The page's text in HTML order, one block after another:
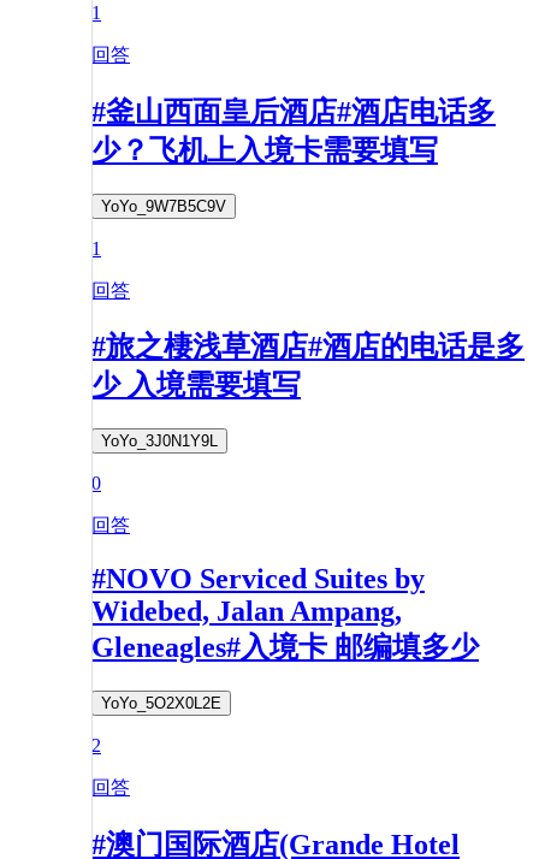
1
回答
#釜山西面皇后酒店#酒店电话多
少？飞机上入境卡需要填写
YoYo_9W7B5C9V
1
回答
#旅之棲浅草酒店#酒店的电话是多
少 入境需要填写
YoYo_3J0N1Y9L
0
回答
#NOVO Serviced Suites by
Widebed, Jalan Ampang,
Gleneagles#入境卡 邮编填多少
YoYo_5O2X0L2E
2
回答
#澳门国际酒店(Grande Hotel